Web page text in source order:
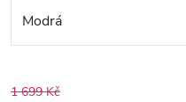
1 699 Kč